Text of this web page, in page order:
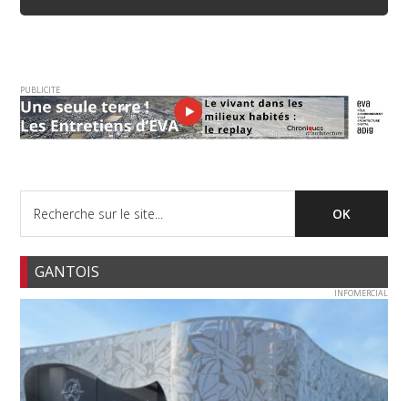
PUBLICITE
GANTOIS
INFOMERCIAL